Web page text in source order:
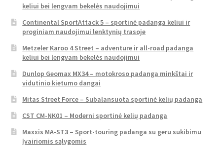
keliui bei lengvam bekelės naudojimui
Continental SportAttack 5 – sportinė padanga keliui ir
proginiam naudojimui lenktynių trasoje
Metzeler Karoo 4 Street – adventure ir all-road padanga
keliui bei lengvam bekelės naudojimui
Dunlop Geomax MX34 – motokroso padanga minkštai ir
vidutinio kietumo dangai
Mitas Street Force – Subalansuota sportinė kelių padanga
CST CM-NK01 – Moderni sportinė kelių padanga
Maxxis MA-ST3 – Sport-touring padanga su geru sukibimu
įvairiomis sąlygomis